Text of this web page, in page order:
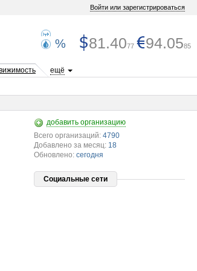
Войти или зарегистрироваться
% 81.4077 94.0585
ещё
добавить организацию
Всего организаций: 4790
Добавлено за месяц: 18
Обновлено: сегодня
Социальные сети